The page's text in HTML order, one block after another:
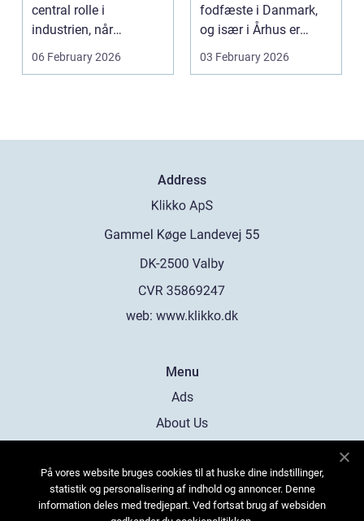
central rolle i
industrien, når
konstruktioner,
svejsninger og k...
06 February 2026
fodfæste i Danmark,
og især i Århus er
udbuddet vokset
03 February 2026
Address
web: www.klikko.dk
Menu
Ads
About Us
Contact
Sitemap
På vores website bruges cookies til at huske dine indstillinger,
statistik og personalisering af indhold og annoncer. Denne
information deles med tredjepart. Ved fortsat brug af websiden